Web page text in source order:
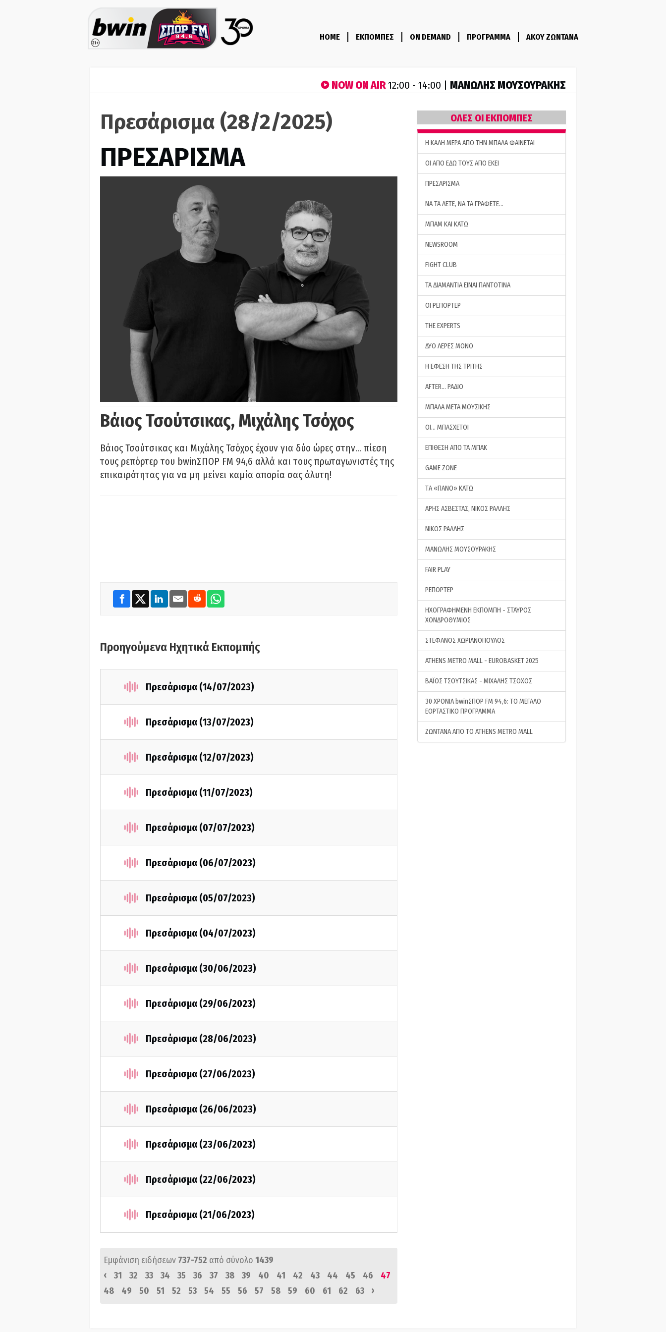
HOME ΕΚΠΟΜΠΕΣ ON DEMAND ΠΡΟΓΡΑΜΜΑ ΑΚΟΥ ΖΩΝΤΑΝΑ
NOW ON AIR12:00 - 14:00 | ΜΑΝΩΛΗΣ ΜΟΥΣΟΥΡΑΚΗΣ
Πρεσάρισμα (28/2/2025)
ΠΡΕΣΑΡΙΣΜΑ
Βάιος Τσούτσικας, Μιχάλης Τσόχος
Βάιος Τσούτσικας και Μιχάλης Τσόχος έχουν για δύο ώρες στην… πίεση
τους ρεπόρτερ του bwinΣΠΟΡ FM 94,6 αλλά και τους πρωταγωνιστές της
επικαιρότητας για να μη μείνει καμία απορία σας άλυτη!
Προηγούμενα Ηχητικά Εκπομπής
Πρεσάρισμα (14/07/2023)
Πρεσάρισμα (13/07/2023)
Πρεσάρισμα (12/07/2023)
Πρεσάρισμα (11/07/2023)
Πρεσάρισμα (07/07/2023)
Πρεσάρισμα (06/07/2023)
Πρεσάρισμα (05/07/2023)
Πρεσάρισμα (04/07/2023)
Πρεσάρισμα (30/06/2023)
Πρεσάρισμα (29/06/2023)
Πρεσάρισμα (28/06/2023)
Πρεσάρισμα (27/06/2023)
Πρεσάρισμα (26/06/2023)
Πρεσάρισμα (23/06/2023)
Πρεσάρισμα (22/06/2023)
Πρεσάρισμα (21/06/2023)
Εμφάνιση ειδήσεων 737-752 από σύνολο 1439
‹
31 32 33 34 35 36 37 38 39 40 41 42 43 44 45 46
47
48
49 50 51 52 53 54 55 56 57 58 59 60 61 62 63 ›
ΟΛΕΣ ΟΙ ΕΚΠΟΜΠΕΣ
H ΚΑΛΗ ΜΕΡΑ ΑΠΟ ΤΗΝ ΜΠΑΛΑ ΦΑΙΝΕΤΑΙ
ΟΙ ΑΠΟ ΕΔΩ ΤΟΥΣ ΑΠΟ ΕΚΕΙ
ΠΡΕΣΑΡΙΣΜΑ
ΝΑ ΤΑ ΛΕΤΕ, ΝΑ ΤΑ ΓΡΑΦΕΤΕ…
ΜΠΑΜ ΚΑΙ ΚΑΤΩ
NEWSROOM
FIGHT CLUB
ΤΑ ΔΙΑΜΑΝΤΙΑ ΕΙΝΑΙ ΠΑΝΤΟΤΙΝΑ
ΟΙ ΡΕΠΟΡΤΕΡ
THE EXPERTS
ΔΥΟ ΛΕΡΕΣ ΜΟΝΟ
Η ΕΦΕΣΗ ΤΗΣ ΤΡΙΤΗΣ
AFTER… ΡΑΔΙΟ
ΜΠΑΛΑ ΜΕΤΑ ΜΟΥΣΙΚΗΣ
ΟΙ… ΜΠΑΣΧΕΤΟΙ
ΕΠΙΘΕΣΗ ΑΠΟ ΤΑ ΜΠΑΚ
GAME ZONE
ΤA «ΠΑΝΟ» ΚΑΤΩ
ΑΡΗΣ ΑΣΒΕΣΤΑΣ, ΝΙΚΟΣ ΡΑΛΛΗΣ
ΝΙΚΟΣ ΡΑΛΛΗΣ
ΜΑΝΩΛΗΣ ΜΟΥΣΟΥΡΑΚΗΣ
FAIR PLAY
ΡΕΠΟΡΤΕΡ
ΗΧΟΓΡΑΦΗΜΕΝΗ ΕΚΠΟΜΠΗ - ΣΤΑΥΡΟΣ
ΧΟΝΔΡΟΘΥΜΙΟΣ
ΣΤΕΦΑΝΟΣ ΧΩΡΙΑΝΟΠΟΥΛΟΣ
ATHENS METRO MALL - EUROBASKET 2025
ΒΑΪΟΣ ΤΣΟΥΤΣΙΚΑΣ - ΜΙΧΑΛΗΣ ΤΣΟΧΟΣ
30 ΧΡΟΝΙΑ bwinΣΠΟΡ FM 94,6: ΤΟ ΜΕΓΑΛΟ
ΕΟΡΤΑΣΤΙΚΟ ΠΡΟΓΡΑΜΜΑ
ΖΩΝΤΑΝΑ ΑΠΟ ΤΟ ATHENS METRO MALL